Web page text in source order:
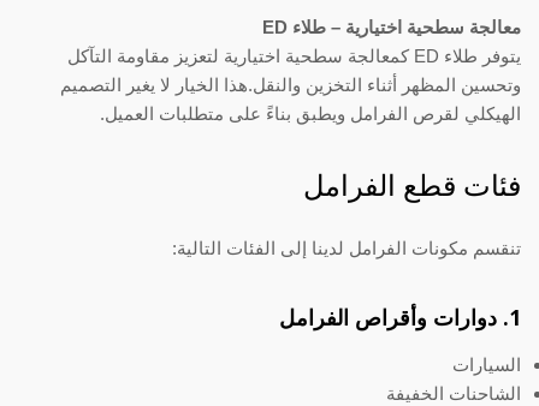
معالجة سطحية اختيارية – طلاء ED
يتوفر طلاء ED كمعالجة سطحية اختيارية لتعزيز مقاومة التآكل
وتحسين المظهر أثناء التخزين والنقل.هذا الخيار لا يغير التصميم
الهيكلي لقرص الفرامل ويطبق بناءً على متطلبات العميل.
فئات قطع الفرامل
تنقسم مكونات الفرامل لدينا إلى الفئات التالية:
السيارات
الشاحنات الخفيفة